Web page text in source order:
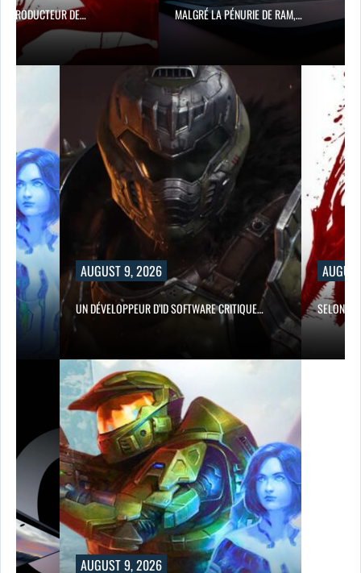
MALGRÉ LA PÉNURIE DE RAM,…
AUGUST 9, 2026
UN DÉVELOPPEUR D’ID SOFTWARE CRITIQUE…
AUGUST 9, 2026
SELON UN ANCIEN
AUGUST 9, 2026